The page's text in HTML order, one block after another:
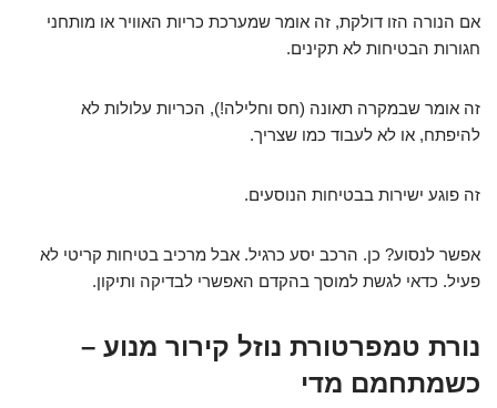
אם הנורה הזו דולקת, זה אומר שמערכת כריות האוויר או מותחני
חגורות הבטיחות לא תקינים.
זה אומר שבמקרה תאונה (חס וחלילה!), הכריות עלולות לא
להיפתח, או לא לעבוד כמו שצריך.
זה פוגע ישירות בבטיחות הנוסעים.
אפשר לנסוע? כן. הרכב יסע כרגיל. אבל מרכיב בטיחות קריטי לא
פעיל. כדאי לגשת למוסך בהקדם האפשרי לבדיקה ותיקון.
נורת טמפרטורת נוזל קירור מנוע –
כשמתחמם מדי